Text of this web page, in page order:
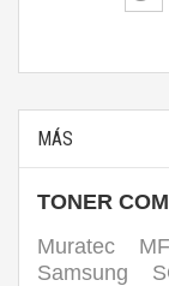
MÁS
TONER
Muratec
Samsung